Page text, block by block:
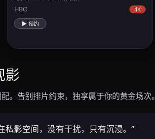
HBO
4K
▶ 预约
影
。告别排片约束，独享属于你的黄金场次。
影空间，没有干扰，只有沉浸。”